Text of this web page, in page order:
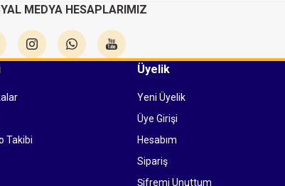
MEDYA HESAPLARIMIZ
Takibi
Üyelik
Yeni Üyelik
Üye Girişi
Hesabım
Sipariş
Şifremi Unuttum